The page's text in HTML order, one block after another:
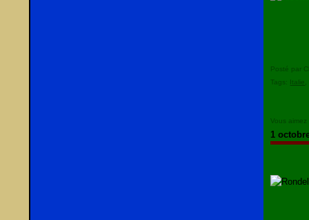
Posté par
Tags: Italie
Vous aimez
1